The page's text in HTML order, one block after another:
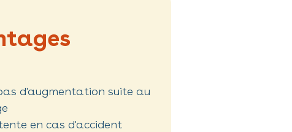
d'augmentation suite au
en cas d'accident